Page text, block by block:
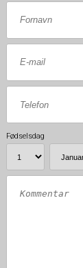
Fødselsdag